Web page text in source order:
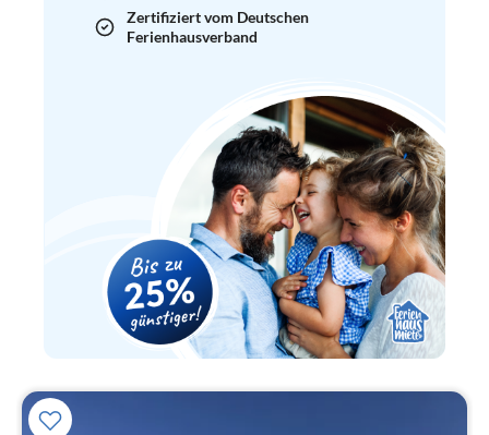
Zertifiziert vom Deutschen
Ferienhausverband